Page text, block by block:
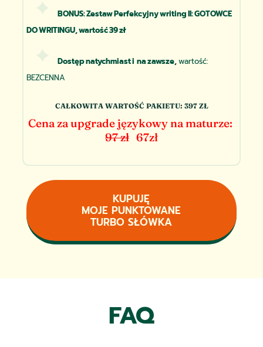
BONUS: Zestaw Perfekcyjny writing II: GOTOWCE
DO WRITINGU,wartość 39 zł
Dostęp natychmiast i na zawsze,wartość:
BEZCENNA
CAŁKOWITA WARTOŚĆ PAKIETU: 397 ZŁ
Cena za upgrade językowy na maturze:
97 zł 67zł
KUPUJĘ
MOJE PUNKTOWANE
TURBO SŁÓWKA
FAQ